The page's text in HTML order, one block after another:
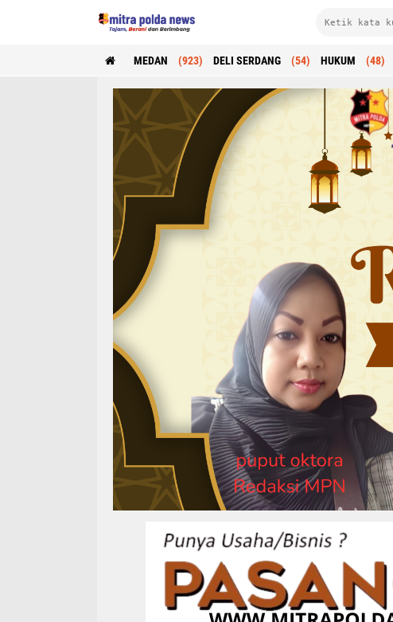
MEDAN (923) DELI SERDANG (54) HUKUM (48)